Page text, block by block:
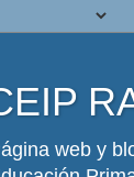
web y